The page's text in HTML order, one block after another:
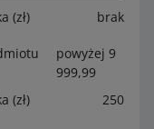
(zł) brak
powyżej 9
999,99
(zł)
250